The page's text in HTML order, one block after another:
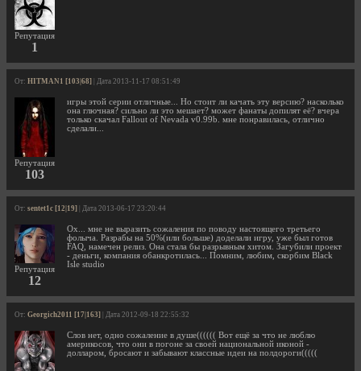
Репутация
1
От: HITMAN1 [103|68] | Дата 2013-11-17 08:51:49
Репутация
103
игры этой серии отличные... Но стоит ли качать эту версию? насколько
она глючная? сильно ли это мешает? может фанаты допилят её? вчера
только скачал Fallout of Nevada v0.99b. мне понравилась, отлично
сделали...
От: sentet1c [12|19] | Дата 2013-06-17 23:20:44
Репутация
12
Ох... мне не выразить сожаления по поводу настоящего третьего
фолыча. Разрабы на 50%(или больше) доделали игру, уже был готов
FAQ, намечен релиз. Она стала бы разрывным хитом. Загубили проект
- деньги, компания обанкротилась... Помним, любим, скорбим Black
Isle studio
От: Georgich2011 [17|163] | Дата 2012-09-18 22:55:32
Слов нет, одно сожаление в душе(((((( Вот ещё за что не люблю
америкосов, что они в погоне за своей национальной иконой -
долларом, бросают и забывают классные идеи на полдороги(((((